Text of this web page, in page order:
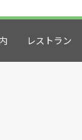
レストラン